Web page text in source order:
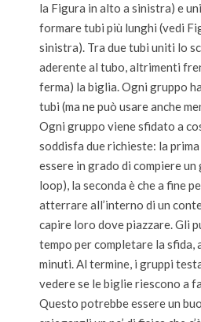
la Figura in alto a sinistra) e
formare tubi più lunghi (vedi
sinistra). Tra due tubi uniti lo
aderente al tubo, altrimenti
ferma) la biglia. Ogni gruppo
tubi (ma ne può usare anche
Ogni gruppo viene sfidato a
soddisfa due richieste: la
essere in grado di compiere
loop), la seconda è che a fine
atterrare all’interno di un
capire loro dove piazzare. Gli
tempo per completare la sfida,
minuti. Al termine, i gruppi
vedere se le biglie riescono a
Questo potrebbe essere un